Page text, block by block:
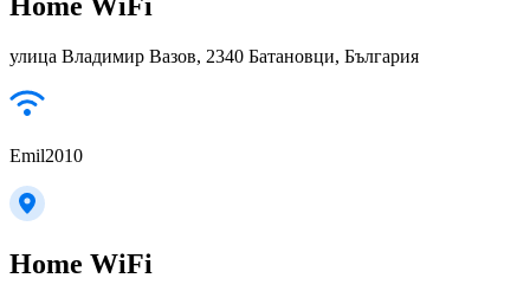
улица Владимир Вазов, 2340 Батановци, България
Emil2010
Home WiFi